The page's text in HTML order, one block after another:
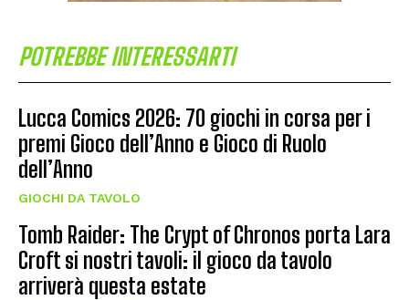
POTREBBE INTERESSARTI
Lucca Comics 2026: 70 giochi in corsa per i
premi Gioco dell’Anno e Gioco di Ruolo
dell’Anno
GIOCHI DA TAVOLO
Tomb Raider: The Crypt of Chronos porta Lara
Croft si nostri tavoli: il gioco da tavolo
arriverà questa estate